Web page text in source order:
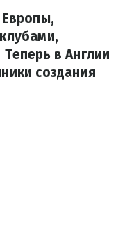
Европы,
в Англии
создания